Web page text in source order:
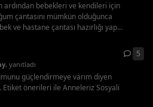
ardından bebekleri ve kendileri için
çantasını mümkün olduğunca
ve hastane çantası hazırlığı yap...
,yanıtladı
güçlendirmeye varım diyen
Etiket önerileri ile Anneleriz Sosyali
5